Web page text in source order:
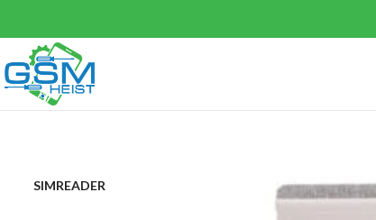
SIMREADER